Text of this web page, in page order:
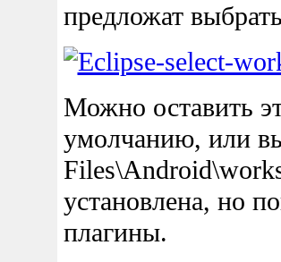
предложат
Можно оставить
умолчанию, или
установлена, но
плагины.